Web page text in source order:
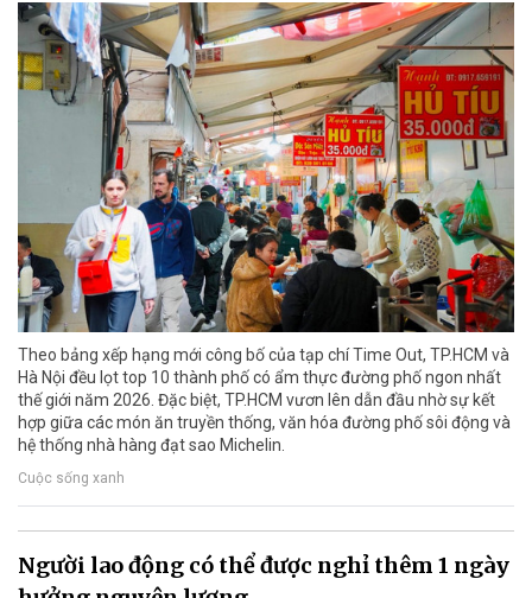
Theo bảng xếp hạng mới công bố của tạp chí Time Out, TP.HCM và
Hà Nội đều lọt top 10 thành phố có ẩm thực đường phố ngon nhất
thế giới năm 2026. Đặc biệt, TP.HCM vươn lên dẫn đầu nhờ sự kết
hợp giữa các món ăn truyền thống, văn hóa đường phố sôi động và
hệ thống nhà hàng đạt sao Michelin.
Cuộc sống xanh
Người lao động có thể được nghỉ thêm 1 ngày